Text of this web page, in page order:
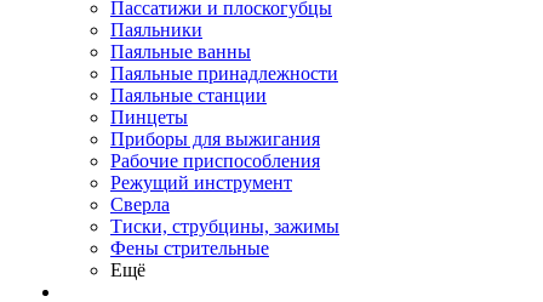
Пассатижи и плоскогубцы
Паяльники
Паяльные ванны
Паяльные принадлежности
Паяльные станции
Пинцеты
Приборы для выжигания
Рабочие приспособления
Режущий инструмент
Сверла
Тиски, струбцины, зажимы
Фены стрительные
Ещё